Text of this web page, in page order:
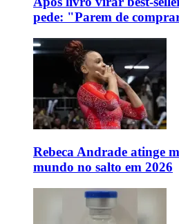
pede: "Parem de
Rebeca Andrade atinge
mundo no salto em 2026